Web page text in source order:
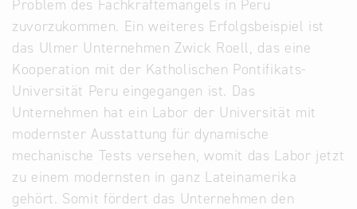
Problem des Fachkräftemangels in Peru
zuvorzukommen. Ein weiteres Erfolgsbeispiel ist
das Ulmer Unternehmen Zwick Roell, das eine
Kooperation mit der Katholischen Pontifikats-
Universität Peru eingegangen ist. Das
Unternehmen hat ein Labor der Universität mit
modernster Ausstattung für dynamische
mechanische Tests versehen, womit das Labor jetzt
zu einem modernsten in ganz Lateinamerika
gehört. Somit fördert das Unternehmen den